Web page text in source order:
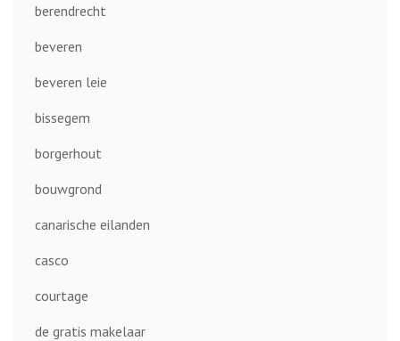
berendrecht
beveren
beveren leie
bissegem
borgerhout
bouwgrond
canarische eilanden
casco
courtage
de gratis makelaar